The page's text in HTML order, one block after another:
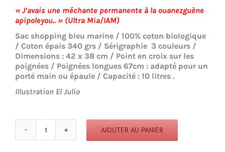
« J’avais une méchante permanente à la ouanezguène
apipoleyou.. » (Ultra Mia/IAM)
Sac shopping bleu marine / 100% coton biologique
/ Coton épais 340 grs / Sérigraphie 3 couleurs /
Dimensions : 42 x 38 cm / Point en croix sur les
poignées / Poignées longues 67cm : adapté pour un
porté main ou épaule / Capacité : 10 litres .
Illustration El Julio
quantité
de
AJOUTER AU PANIER